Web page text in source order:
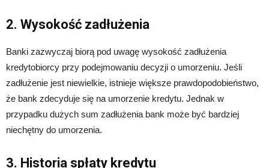
2. Wysokość zadłużenia
Banki zazwyczaj biorą pod uwagę wysokość zadłużenia
kredytobiorcy przy podejmowaniu decyzji o umorzeniu. Jeśli
zadłużenie jest niewielkie, istnieje większe prawdopodobieństwo,
że bank zdecyduje się na umorzenie kredytu. Jednak w
przypadku dużych sum zadłużenia bank może być bardziej
niechętny do umorzenia.
3. Historia spłaty kredytu